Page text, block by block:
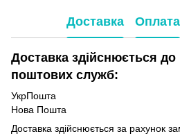
Доставка Оплата
Доставка здійснюється до
поштових служб:
УкрПошта
Нова Пошта
Доставка здійснюється за рахунок